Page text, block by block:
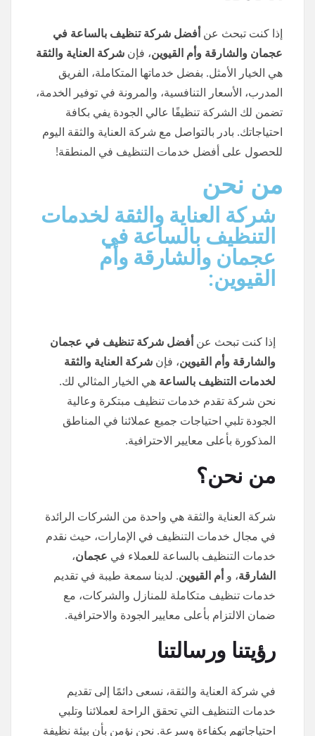
إذا كنت تبحث عنأفضل شركة تنظيف بالساعة في
عجمان والشارقة وأم القيوين، فإن شركة العناية والثقة
هي الخيار الأمثل. بفضل خدماتها المتكاملة، الفريق
المدرب، الأسعار التنافسية، والمرونة في توفير الخدمة،
تضمن لك الشركة تنظيفًا عالي الجودة يفي بكافة
احتياجاتك. بادر بالتواصل مع شركة العناية والثقة اليوم
للحصول على أفضل خدمات التنظيف في المنطقة!
من نحن
شركة العناية والثقة لخدمات
التنظيف بالساعة في
عجمان والشارقة وأم
القيوين:
إذا كنت تبحث عنأفضل شركة تنظيف في عجمان
والشارقة وأم القيوين، فإن شركة العناية والثقة
لخدمات التنظيف بالساعة هي الخيار المثالي لك.
نحن شركة تقدم خدمات تنظيف مبتكرة وعالية
الجودة تلبي احتياجات جميع عملائنا في المناطق
المذكورة بأعلى معايير الاحترافية.
من نحن؟
شركة العناية والثقة هي واحدة من الشركات الرائدة
في مجال خدمات التنظيف في الإمارات، حيث نقدم
خدمات التنظيف بالساعة للعملاء في عجمان،
الشارقة، وأم القيوين. لدينا سمعة طيبة في تقديم
خدمات تنظيف متكاملة للمنازل والشركات، مع
ضمان الالتزام بأعلى معايير الجودة والاحترافية.
رؤيتنا ورسالتنا
في شركة العناية والثقة، نسعى دائمًا إلى تقديم
خدمات التنظيف التي تحقق الراحة لعملائنا وتلبي
احتياجاتهم بكفاءة وسرعة. نحن نؤمن بأن بيئة نظيفة